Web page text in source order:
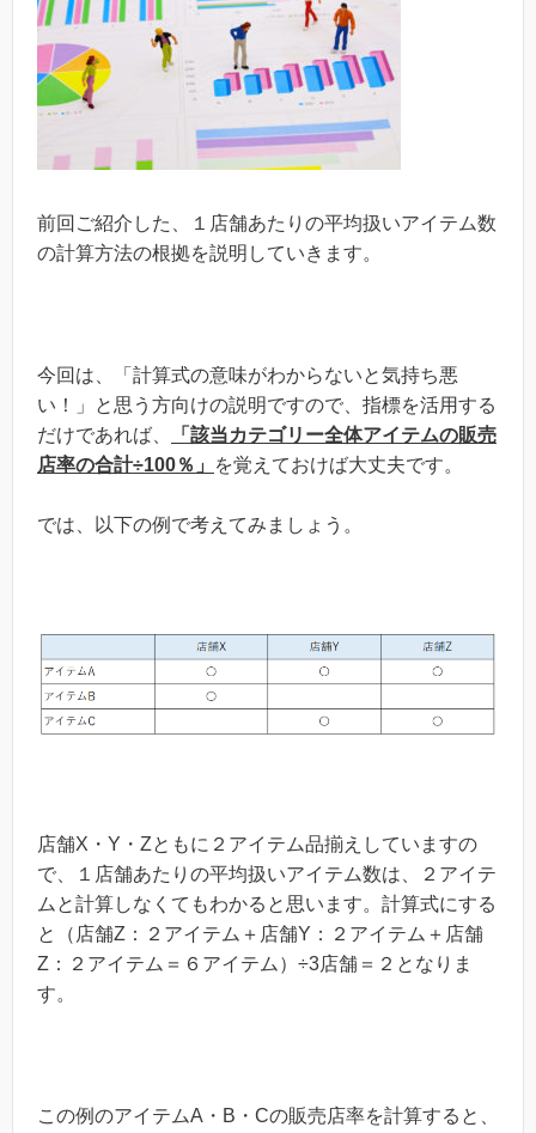
前回ご紹介した、１店舗あたりの平均扱いアイテム数
の計算方法の根拠を説明していきます。
今回は、「計算式の意味がわからないと気持ち悪
い！」と思う方向けの説明ですので、指標を活用する
だけであれば、
「該当カテゴリー全体アイテムの販売
店率の合計÷100％」
を覚えておけば大丈夫です。
では、以下の例で考えてみましょう。
店舗X・Y・Zともに２アイテム品揃えしていますの
で、１店舗あたりの平均扱いアイテム数は、２アイテ
ムと計算しなくてもわかると思います。計算式にする
と（店舗Z：２アイテム＋店舗Y：２アイテム＋店舗
Z：２アイテム＝６アイテム）÷3店舗＝２となりま
す。
この例のアイテムA・B・Cの販売店率を計算すると、